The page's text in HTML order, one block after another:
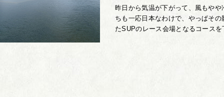
昨日から気温が下がって、風もや
ちも一応日本なわけで、やっぱそ
たSUPのレース会場となるコース